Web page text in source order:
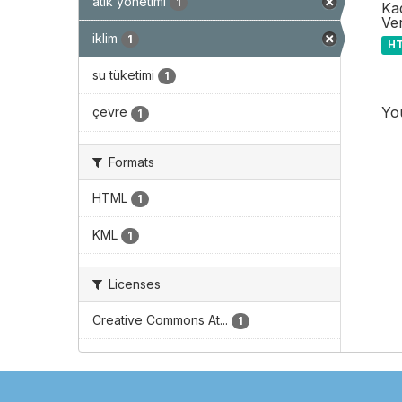
iklim 1
su tüketimi 1
çevre 1
Formats
HTML 1
KML 1
Licenses
Creative Commons At... 1